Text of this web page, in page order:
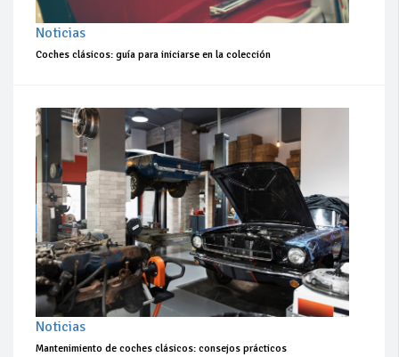
Noticias
Coches clásicos: guía para iniciarse en la colección
Noticias
Mantenimiento de coches clásicos: consejos prácticos